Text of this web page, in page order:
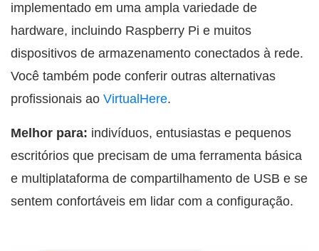
implementado em uma ampla variedade de
hardware, incluindo Raspberry Pi e muitos
dispositivos de armazenamento conectados à rede.
Você também pode conferir outras alternativas
profissionais ao VirtualHere.
Melhor para: indivíduos, entusiastas e pequenos
escritórios que precisam de uma ferramenta básica
e multiplataforma de compartilhamento de USB e se
sentem confortáveis em lidar com a configuração.